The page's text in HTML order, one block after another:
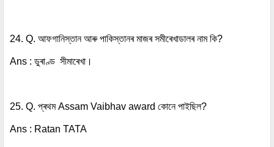
24. Q. আফগানিস্তান আৰু পাকিস্তানৰ মাজৰ সমীৰেখাডালৰ নাম কি?
Ans : ডুৰাণ্ড সীমাৰেখা।
25. Q. প্ৰথম Assam Vaibhav award কোনে পাইছিল?
Ans : Ratan TATA